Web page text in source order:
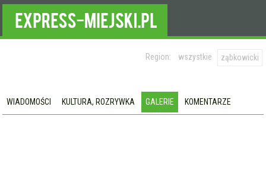
Region: wszystkie ząbkowicki
WIADOMOŚCI KULTURA, ROZRYWKA GALERIE KOMENTARZE